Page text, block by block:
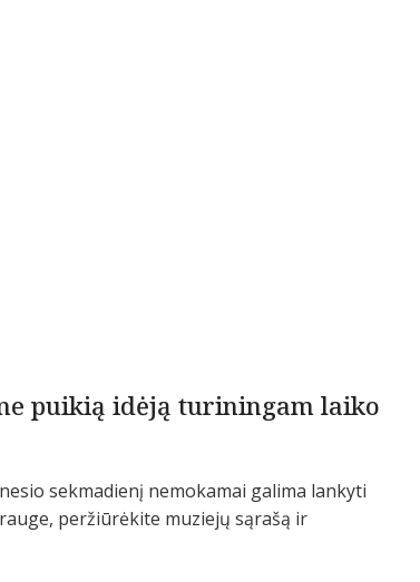
puikią idėją turiningam laiko
sekmadienį nemokamai galima lankyti
peržiūrėkite muziejų sąrašą ir